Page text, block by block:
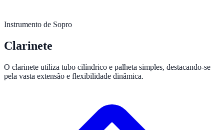
Instrumento de Sopro
Clarinete
O clarinete utiliza tubo cilíndrico e palheta simples, destacando-se
pela vasta extensão e flexibilidade dinâmica.